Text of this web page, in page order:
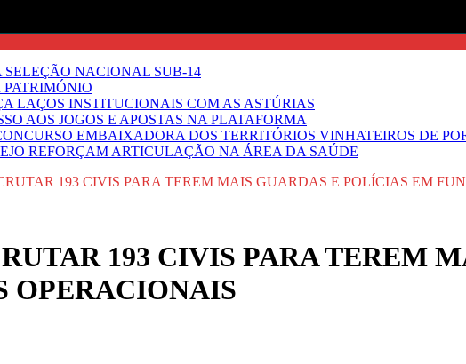
NACIONAL SUB-14
LAÇOS INSTITUCIONAIS COM AS ASTÚRIAS
AOS JOGOS E APOSTAS NA PLATAFORMA
EMBAIXADORA DOS TERRITÓRIOS VINHATEIROS DE
REFORÇAM ARTICULAÇÃO NA ÁREA DA SAÚDE
193 CIVIS PARA TEREM MAIS GUARDAS E POLÍCIAS EM
193 CIVIS PARA TEREM
OPERACIONAIS